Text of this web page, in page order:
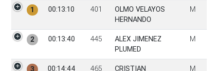
PGen
Tiempo Dorsal Participante Sexo
1 00:13:10 401
OLMO VELAYOS
HERNANDO
M
2 00:13:40 445
ALEX JIMENEZ
PLUMED
M
3 00:14:44 465
CRISTIAN
M